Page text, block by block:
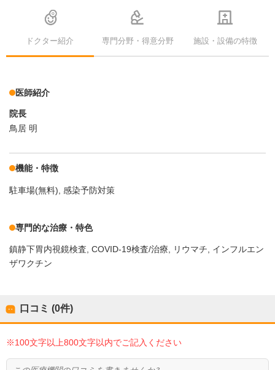
ドクター紹介 専門分野・得意分野 施設・設備の特徴
医師紹介
院長
鳥居 明
機能・特徴
駐車場(無料) 感染予防対策
専門的な治療・特色
鎮静下胃内視鏡検査 COVID-19検査/治療 リウマチ
インフルエン
ザワクチン
口コミ (0件)
※100文字以上800文字以内でご記入ください